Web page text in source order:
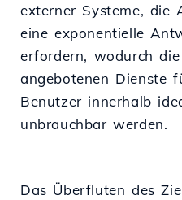
externer Systeme, die
eine exponentielle
erfordern, wodurch
angebotenen Dienste
Benutzer innerhalb
unbrauchbar werden.
Das Überfluten des